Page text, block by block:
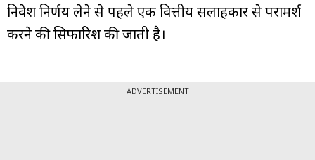
निवेश निर्णय लेने से पहले एक वित्तीय सलाहकार से परामर्श
करने की सिफारिश की जाती है।
ADVERTISEMENT